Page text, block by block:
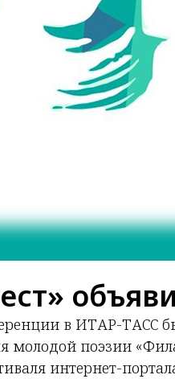
в ИТАР-ТАСС
молодой поэзии
интернет-